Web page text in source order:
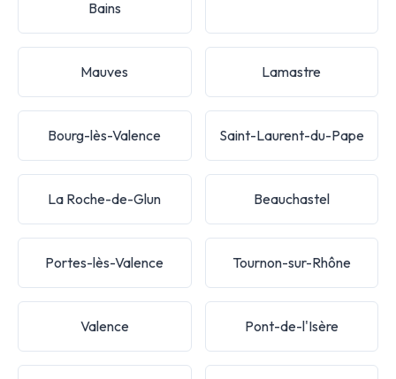
Bains
Mauves Lamastre
Bourg-lès-Valence Saint-Laurent-du-Pape
La Roche-de-Glun Beauchastel
Portes-lès-Valence Tournon-sur-Rhône
Valence Pont-de-l'Isère